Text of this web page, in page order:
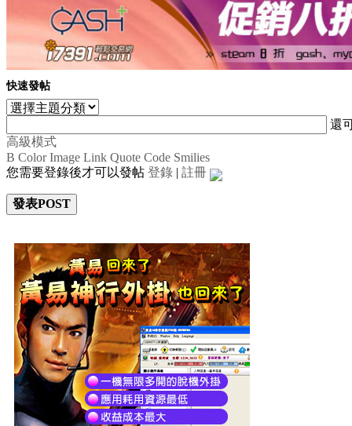
快速發帖
還
高級模式
B Color Image Link Quote Code Smilies
您需要登錄後才可以發帖 登錄 | 註冊
發表POST